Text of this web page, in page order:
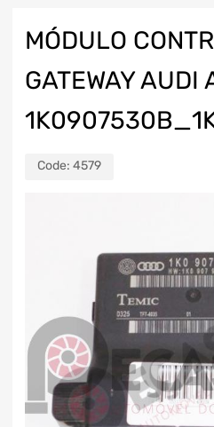
MÓDULO
GATEWAY
Code: 4579